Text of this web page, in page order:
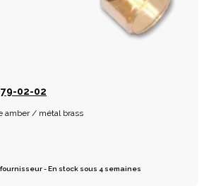
02-02
amber / métal brass
- En stock sous 4 semaines